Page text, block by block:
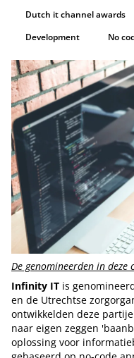
Dutch it channel awards
Development
No
De genomineerden in deze
Infinity IT is
en de Utrechtse
ontwikkelden deze
naar eigen zeggen
oplossing voor